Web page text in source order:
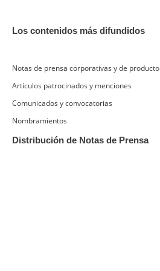
Los contenidos más difundidos
Notas de prensa corporativas y de producto
Artículos patrocinados y menciones
Comunicados y convocatorias
Nombramientos
Distribución de Notas de Prensa